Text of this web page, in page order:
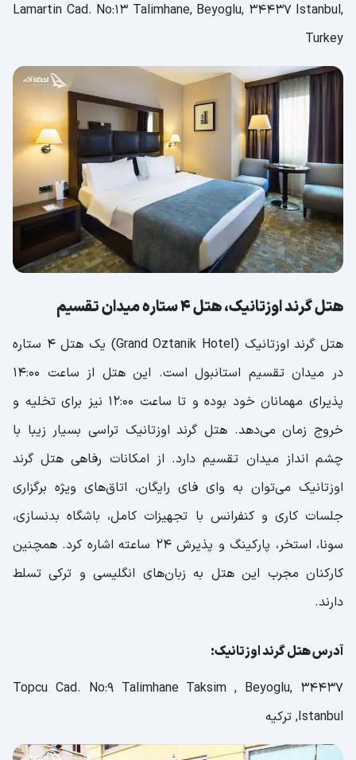
Lamartin Cad. No:13 Talimhane, Beyoglu, 34437 Istanbul,
Turkey
هتل گرند اوزتانیک، هتل 4 ستاره میدان تقسیم
هتل گرند اوزتانیک (Grand Oztanik Hotel) یک هتل 4 ستاره
در میدان تقسیم استانبول است. این هتل از ساعت 14:00
پذیرای مهمانان خود بوده و تا ساعت 12:00 نیز برای تخلیه و
خروج زمان می‌دهد. هتل گرند اوزتانیک تراسی بسیار زیبا با
چشم انداز میدان تقسیم دارد. از امکانات رفاهی هتل گرند
اوزتانیک می‌توان به وای فای رایگان، اتاق‌های ویژه برگزاری
جلسات کاری و کنفرانس با تجهیزات کامل، باشگاه بدنسازی،
سونا، استخر، پارکینگ و پذیرش 24 ساعته اشاره کرد. همچنین
کارکنان مجرب این هتل به زبان‌های انگلیسی و ترکی تسلط
دارند.
آدرس هتل گرند اوزتانیک:
Topcu Cad. No:9 Talimhane Taksim , Beyoglu, 34437
Istanbul, ترکیه